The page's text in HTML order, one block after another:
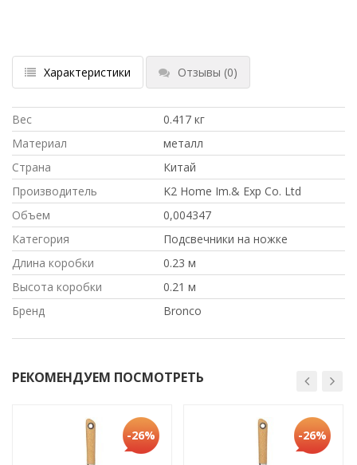
Характеристики Отзывы (0)
Вес
0.417 кг
Материал
металл
Страна
Китай
Производитель
K2 Home Im.& Exp Co. Ltd
Объем
0,004347
Категория
Подсвечники на ножке
Длина коробки
0.23 м
Высота коробки
0.21 м
Бренд
Bronco
РЕКОМЕНДУЕМ ПОСМОТРЕТЬ
-26% -26%